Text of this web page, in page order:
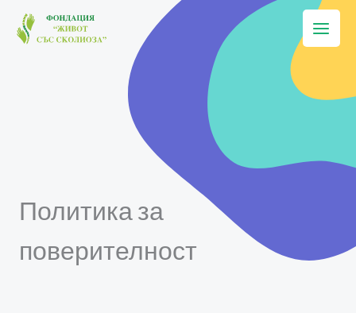
Политика за
поверителност